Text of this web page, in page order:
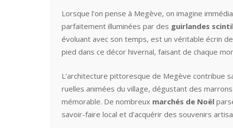
Lorsque l’on pense à Megève, on imagine
parfaitement illuminées par des guirlandes
évoluant avec son temps, est un véritable écrin
pied dans ce décor hivernal, faisant de chaque
L’architecture pittoresque de Megève contribue
ruelles animées du village, dégustant des
mémorable. De nombreux marchés de Noël
savoir-faire local et d’acquérir des souvenirs